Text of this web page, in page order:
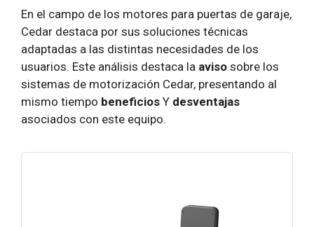
En el campo de los motores para puertas de garaje,
Cedar destaca por sus soluciones técnicas
adaptadas a las distintas necesidades de los
usuarios. Este análisis destaca la aviso sobre los
sistemas de motorización Cedar, presentando al
mismo tiempo beneficios Y desventajas
asociados con este equipo.